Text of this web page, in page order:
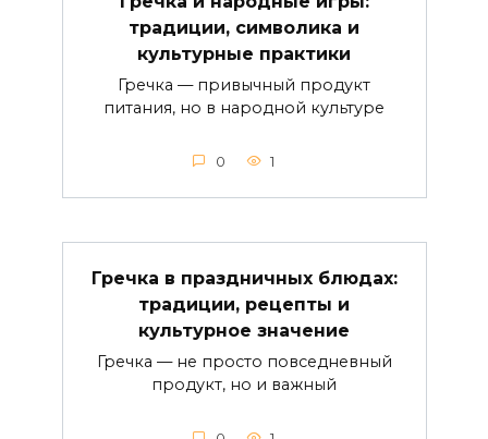
традиции, символика и
культурные практики
Гречка — привычный продукт
питания, но в народной культуре
0 1
Гречка в праздничных блюдах:
традиции, рецепты и
культурное значение
Гречка — не просто повседневный
продукт, но и важный